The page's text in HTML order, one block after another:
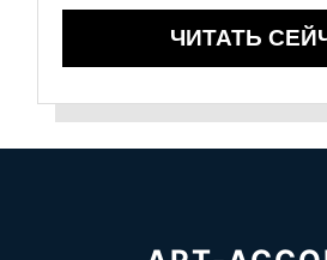
ЧИТАТЬ